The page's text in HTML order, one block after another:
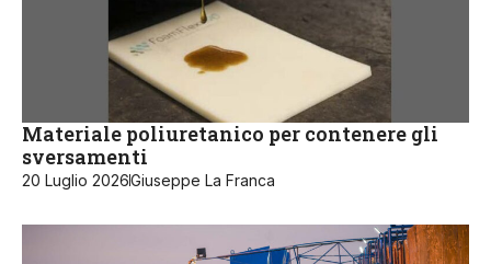
Materiale poliuretanico per contenere gli
sversamenti
20 Luglio 2026Giuseppe La Franca